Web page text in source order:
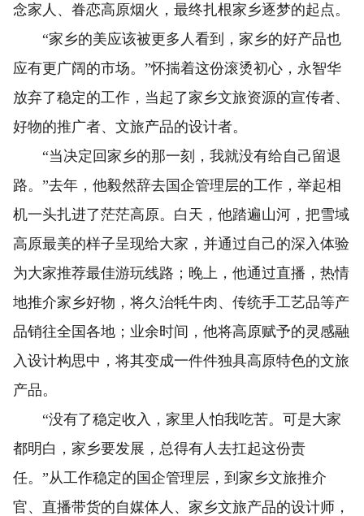
念家人、眷恋高原烟火，最终扎根家乡逐梦的起点。
“家乡的美应该被更多人看到，家乡的好产品也
应有更广阔的市场。”怀揣着这份滚烫初心，永智华
放弃了稳定的工作，当起了家乡文旅资源的宣传者、
好物的推广者、文旅产品的设计者。
“当决定回家乡的那一刻，我就没有给自己留退
路。”去年，他毅然辞去国企管理层的工作，举起相
机一头扎进了茫茫高原。白天，他踏遍山河，把雪域
高原最美的样子呈现给大家，并通过自己的深入体验
为大家推荐最佳游玩线路；晚上，他通过直播，热情
地推介家乡好物，将久治牦牛肉、传统手工艺品等产
品销往全国各地；业余时间，他将高原赋予的灵感融
入设计构思中，将其变成一件件独具高原特色的文旅
产品。
“没有了稳定收入，家里人怕我吃苦。可是大家
都明白，家乡要发展，总得有人去扛起这份责
任。”从工作稳定的国企管理层，到家乡文旅推介
官、直播带货的自媒体人、家乡文旅产品的设计师，